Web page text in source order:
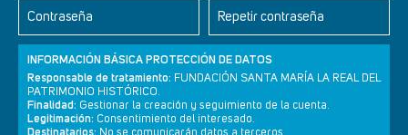
Contraseña Repetir contraseña
INFORMACIÓN BÁSICA PROTECCIÓN DE DATOS
Responsable de tratamiento: FUNDACIÓN SANTA MARÍA LA REAL DEL
PATRIMONIO HISTÓRICO.
Finalidad: Gestionar la creación y seguimiento de la cuenta.
Legitimación: Consentimiento del interesado.